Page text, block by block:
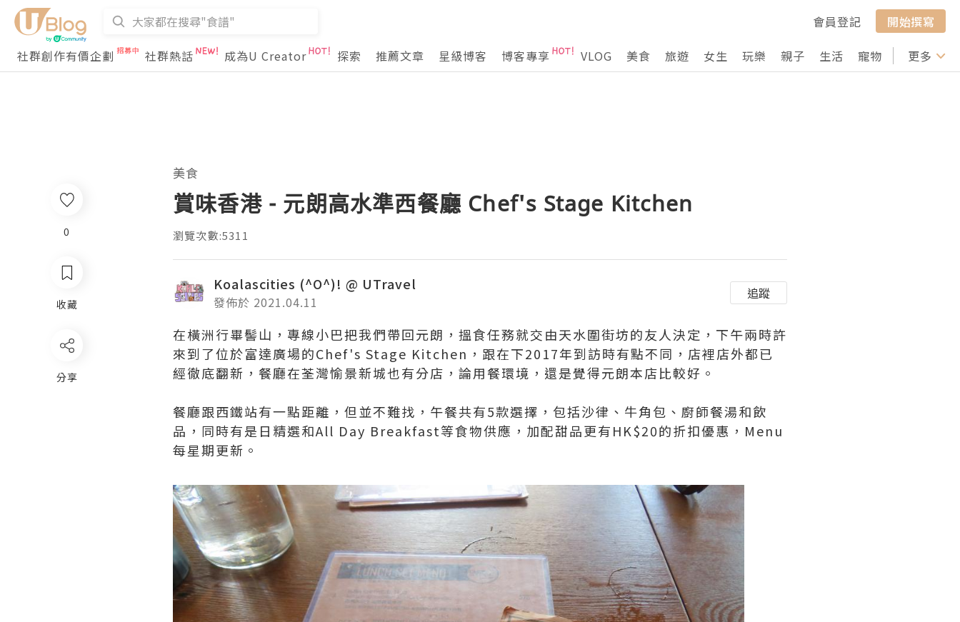
會員登記
開始撰寫
社群創作有價企劃
社群熱話 成為U Creator 探索 推薦文章 星級博客 博客專享 VLOG 美食 旅遊 女生 玩樂 親子 生活 寵物 行山 打卡
更多
0
收藏
分享
美食
賞味香港 - 元朗高水準西餐廳 Chef's Stage Kitchen
瀏覽次數:5311
Koalascities (^O^)! @ UTravel
發佈於 2021.04.11
追蹤
在橫洲行畢髻山，專線小巴把我們帶回元朗，搵食任務就交由天水圍街坊的友人決定，下午兩時許
來到了位於富達廣場的Chef's Stage Kitchen，跟在下2017年到訪時有點不同，店裡店外都已
經徹底翻新，餐廳在荃灣愉景新城也有分店，論用餐環境，還是覺得元朗本店比較好。
餐廳跟西鐵站有一點距離，但並不難找，午餐共有5款選擇，包括沙律、牛角包、廚師餐湯和飲
品，同時有是日精選和All Day Breakfast等食物供應，加配甜品更有HK$20的折扣優惠，Menu
每星期更新。